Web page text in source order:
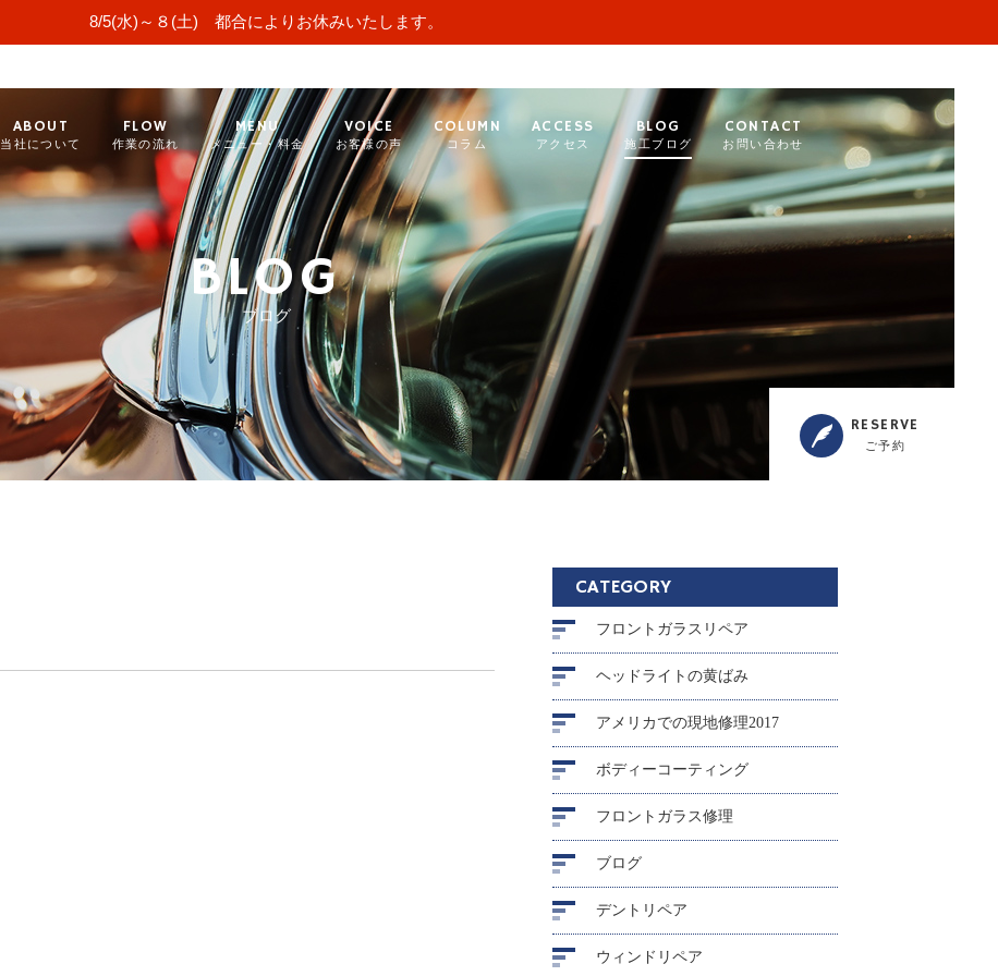
8/5(水)～８(土) 都合によりお休みいたします。
ABOUT
当社について
FLOW
作業の流れ
MENU
メニュー・料金
VOICE
お客様の声
COLUMN
コラム
ACCESS
アクセス
BLOG
施工ブログ
CONTACT
お問い合わせ
BLOG
ブログ
RESERVE
ご予約
CATEGORY
フロントガラスリペア
ヘッドライトの黄ばみ
アメリカでの現地修理2017
ボディーコーティング
フロントガラス修理
ブログ
デントリペア
ウィンドリペア